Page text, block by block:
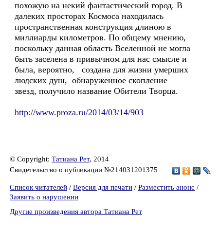
похожую на некий фантастический город. В
далеких просторах Космоса находилась
пространственная конструкция длиною в
миллиарды километров. По общему мнению,
поскольку данная область Вселенной не могла
быть заселена в привычном для нас смысле и
была, вероятно, создана для жизни умерших
людских душ, обнаруженное скопление
звезд, получило название Обители Творца.
http://www.proza.ru/2014/03/14/903
© Copyright: Татиана Рет, 2014
Свидетельство о публикации №214031201375
Список читателей / Версия для печати / Разместить анонс /
Заявить о нарушении
Другие произведения автора Татиана Рет